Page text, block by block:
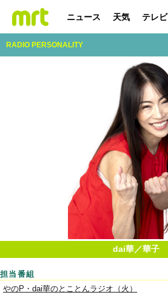
ニュース 天気 テレビ
RADIO PERSONALITY
dai華／華子
担当番組
やのP・dai華のとことんラジオ（火）